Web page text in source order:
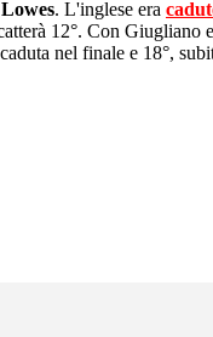
. L'inglese era
12°. Con Giugliano
nel finale e 18°,